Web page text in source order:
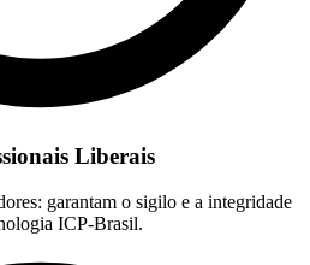
Liberais
garantam o sigilo e a integridade
ICP-Brasil.